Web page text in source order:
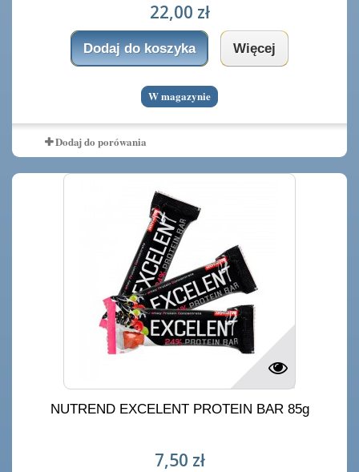
22,00 zł
Dodaj do koszyka Więcej
W magazynie
Dodaj do porówania
NUTREND EXCELENT PROTEIN BAR 85g
7,50 zł